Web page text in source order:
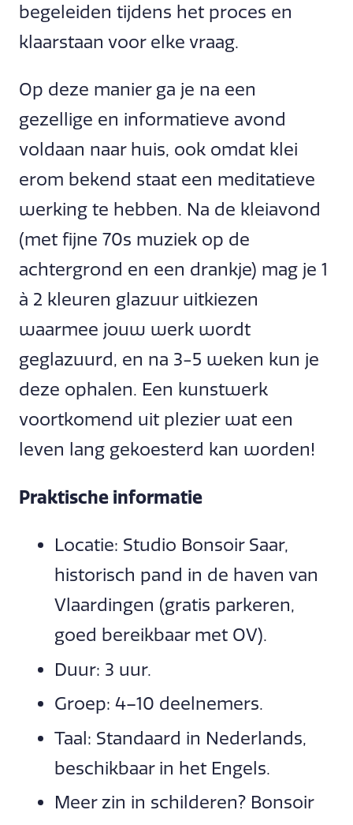
begeleiden tijdens het proces en
klaarstaan voor elke vraag.
Op deze manier ga je na een
gezellige en informatieve avond
voldaan naar huis, ook omdat klei
erom bekend staat een meditatieve
werking te hebben. Na de kleiavond
(met fijne 70s muziek op de
achtergrond en een drankje) mag je 1
à 2 kleuren glazuur uitkiezen
waarmee jouw werk wordt
geglazuurd, en na 3-5 weken kun je
deze ophalen. Een kunstwerk
voortkomend uit plezier wat een
leven lang gekoesterd kan worden!
Praktische informatie
Locatie: Studio Bonsoir Saar,
historisch pand in de haven van
Vlaardingen (gratis parkeren,
goed bereikbaar met OV).
Duur: 3 uur.
Groep: 4–10 deelnemers.
Taal: Standaard in Nederlands,
beschikbaar in het Engels.
Meer zin in schilderen? Bonsoir